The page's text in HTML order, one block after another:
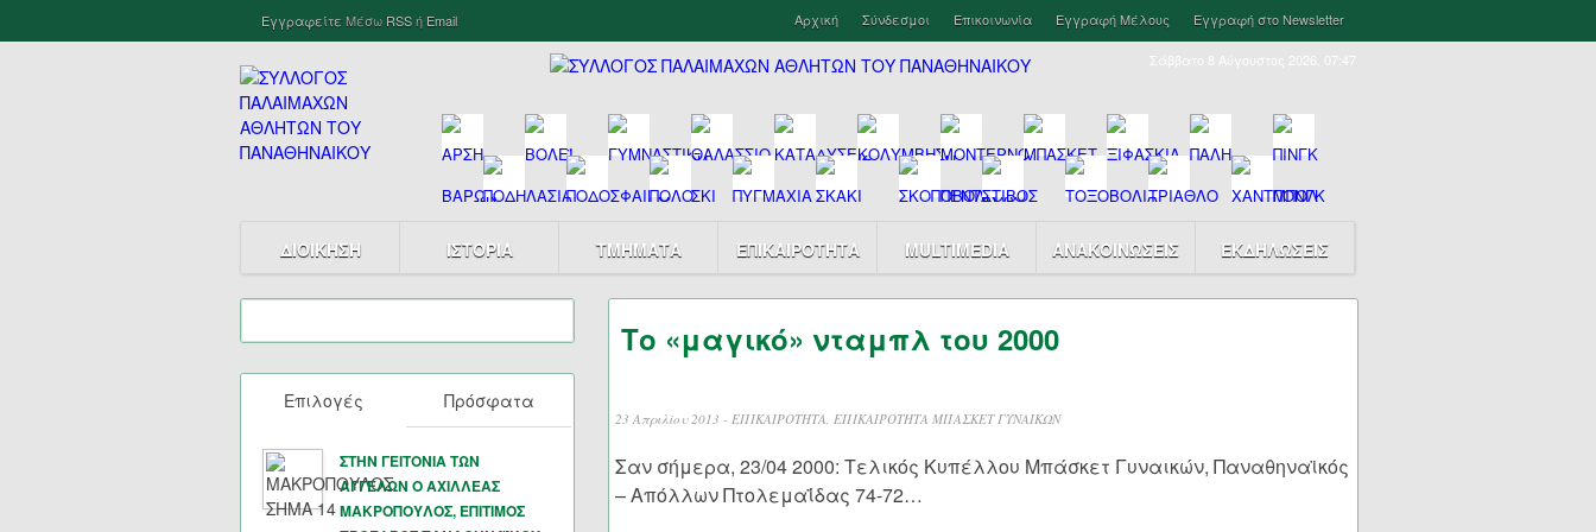
Εγγραφείτε Μέσω RSSή Email Αρχική Σύνδεσμοι Επικοινωνία Εγγραφή Μέλους Εγγραφή στο Newsletter
Σάββατο 8 Αύγουστος 2026, 07:47
ΔΙΟΙΚΗΣΗ ΙΣΤΟΡΙΑ ΤΜΗΜΑΤΑ ΕΠΙΚΑΙΡΟΤΗΤΑ MULTIMEDIA ΑΝΑΚΟΙΝΩΣΕΙΣ ΕΚΔΗΛΩΣΕΙΣ
Επιλογές Πρόσφατα
ΣΤΗΝ ΓΕΙΤΟΝΙΑ ΤΩΝ
ΑΓΓΕΛΩΝ Ο ΑΧΙΛΛΕΑΣ
ΜΑΚΡΟΠΟΥΛΟΣ, ΕΠΙΤΙΜΟΣ
Το «μαγικό» νταμπλ του 2000
23 Απριλίου 2013 - ΕΠΙΚΑΙΡΟΤΗΤΑ, ΕΠΙΚΑΙΡΟΤΗΤΑ ΜΠΑΣΚΕΤ ΓΥΝΑΙΚΩΝ
Σαν σήμερα, 23/04 2000: Τελικός Κυπέλλου Μπάσκετ Γυναικών, Παναθηναϊκός
– Απόλλων Πτολεμαΐδας 74-72…